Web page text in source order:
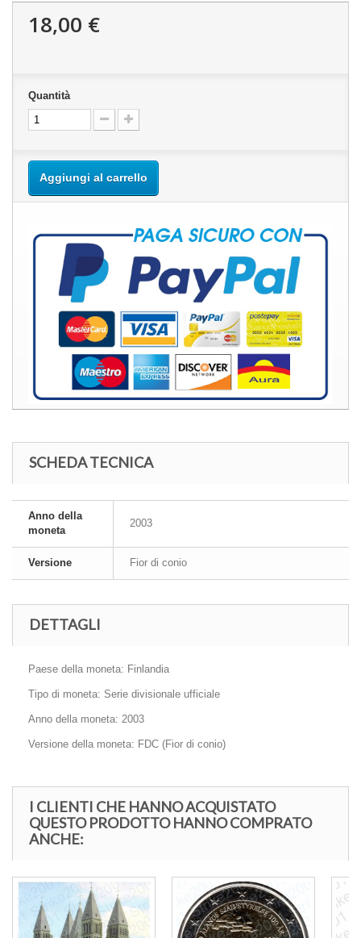
18,00 €
Quantità
Aggiungi al carrello
SCHEDA TECNICA
Anno della
moneta
2003
Versione Fior di conio
DETTAGLI
Paese della moneta: Finlandia
Tipo di moneta: Serie divisionale ufficiale
Anno della moneta: 2003
Versione della moneta: FDC (Fior di conio)
I CLIENTI CHE HANNO ACQUISTATO
QUESTO PRODOTTO HANNO COMPRATO
ANCHE: